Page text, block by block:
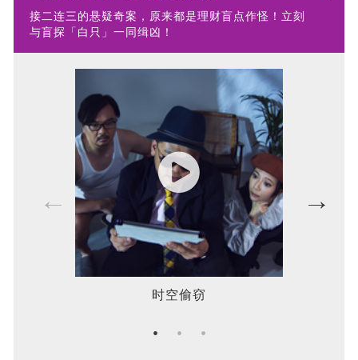
接二连三的悬疑奇案，原来都是理财盲点作怪！立刻
与盲探「白只」一同缉凶！
时空偷窃